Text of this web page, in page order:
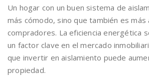
Un hogar con un buen sistema de
más cómodo, sino que también es
compradores. La eficiencia energética
un factor clave en el mercado
que invertir en aislamiento puede
propiedad.